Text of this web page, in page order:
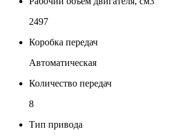
2497
Коробка передач
Автоматическая
Количество передач
8
Тип привода